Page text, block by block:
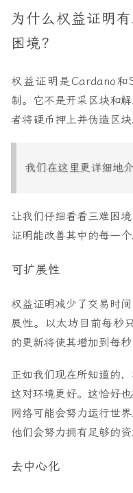
为什么权益证明
困境？
权益证明是Cardano
制。它不是开采区块和
者将硬币押上并伪造区块
我们在这里更详细地
让我们仔细看看三难困
证明能改善其中的每一个
可扩展性
权益证明减少了交易时
展性。以太坊目前每秒
的更新将使其增加到每
正如我们现在所知道的
这对环境更好。这恰好
网络可能会努力运行世
他们会努力拥有足够的资
去中心化